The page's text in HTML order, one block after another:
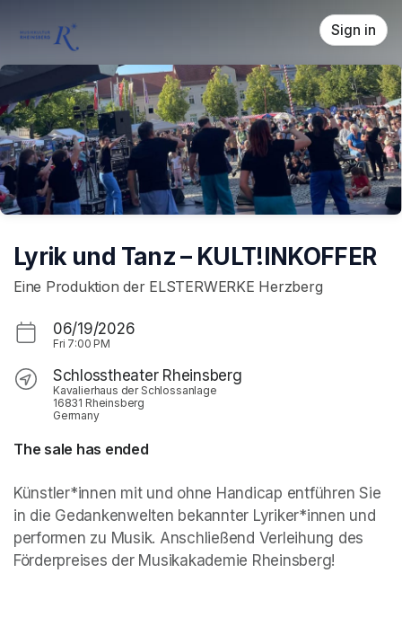
Sign in
Lyrik und Tanz – KULT!INKOFFER
Eine Produktion der ELSTERWERKE Herzberg
06/19/2026
Fri 7:00 PM
Schlosstheater Rheinsberg
Kavalierhaus der Schlossanlage
16831 Rheinsberg
Germany
The sale has ended
Künstler*innen mit und ohne Handicap entführen Sie
in die Gedankenwelten bekannter Lyriker*innen und
performen zu Musik. Anschließend Verleihung des
Förderpreises der Musikakademie Rheinsberg!